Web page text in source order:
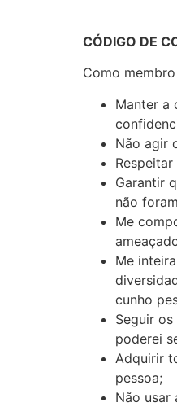
CÓDIGO DE
Como
Manter a
Não agir
Garantir
não
Me
Me
cunho
Seguir
poderei
Adquirir
pessoa;
Não usar